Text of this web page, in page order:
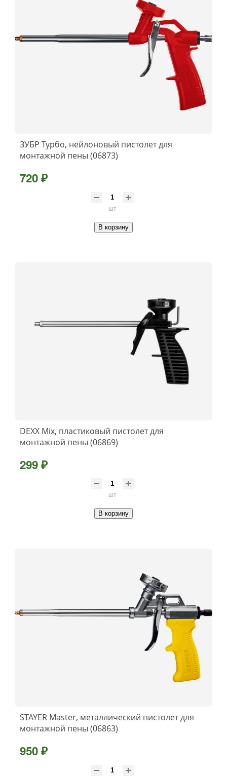
ЗУБР Турбо, нейлоновый пистолет для
монтажной пены (06873)
720 ₽
шт
В корзину
DEXX Mix, пластиковый пистолет для
монтажной пены (06869)
299 ₽
шт
В корзину
STAYER Master, металлический пистолет для
монтажной пены (06863)
950 ₽